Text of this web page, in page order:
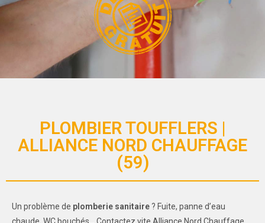
PLOMBIER TOUFFLERS |
ALLIANCE NORD CHAUFFAGE
(59)
Un problème de plomberie sanitaire ? Fuite, panne d’eau